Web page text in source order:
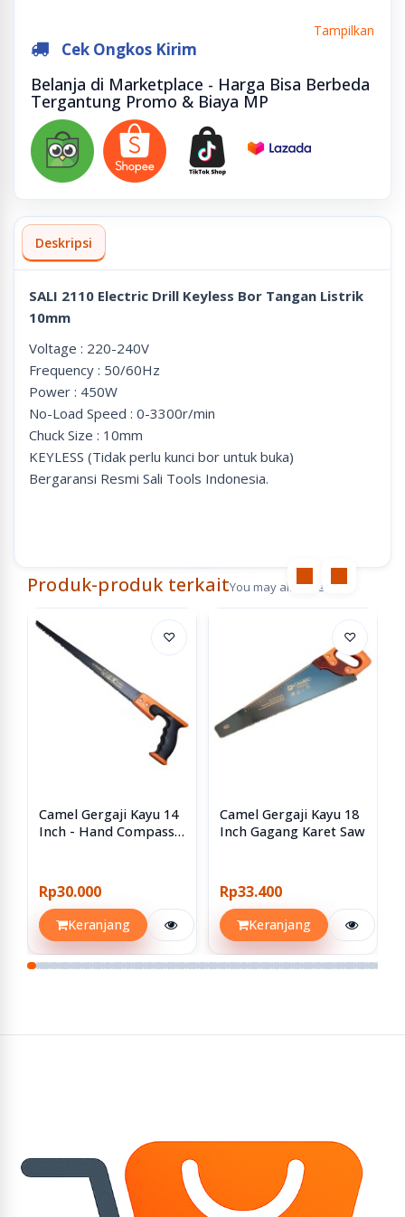
Cek Ongkos Kirim
Tampilkan
Belanja di Marketplace - Harga Bisa Berbeda
Tergantung Promo & Biaya MP
Deskripsi
SALI 2110 Electric Drill Keyless Bor Tangan Listrik
10mm
Voltage : 220-240V
Frequency : 50/60Hz
Power : 450W
No-Load Speed : 0-3300r/min
Chuck Size : 10mm
KEYLESS (Tidak perlu kunci bor untuk buka)
Bergaransi Resmi Sali Tools Indonesia.
Produk-produk terkaitYou may also like
♡
Camel Gergaji Kayu 14
Inch - Hand Compass
Rp30.000
Keranjang
♡
Camel Gergaji Kayu 18
Inch Gagang Karet Saw
Rp33.400
Keranjang